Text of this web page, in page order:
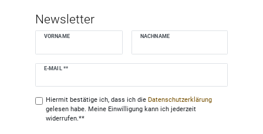
Newsletter
VORNAME NACHNAME
E-MAIL **
Newsletter
Hiermit bestätige ich, dass ich die Daten­schutz­erklärung
gelesen habe. Meine Einwilligung kann ich jederzeit
widerrufen.**